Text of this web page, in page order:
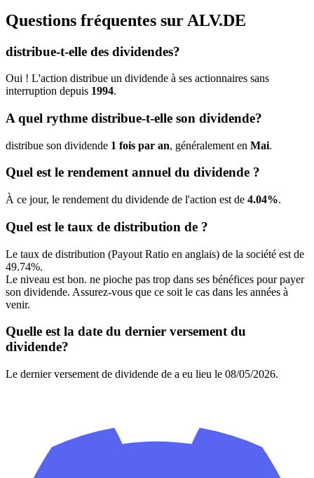
Questions fréquentes sur ALV.DE
distribue-t-elle des dividendes?
Oui ! L'action distribue un dividende à ses actionnaires sans
interruption depuis 1994.
A quel rythme distribue-t-elle son dividende?
distribue son dividende 1 fois par an, généralement en Mai.
Quel est le rendement annuel du dividende ?
À ce jour, le rendement du dividende de l'action est de 4.04%.
Quel est le taux de distribution de ?
Le taux de distribution (Payout Ratio en anglais) de la société est de
49.74%.
Le niveau est bon. ne pioche pas trop dans ses bénéfices pour payer
son dividende. Assurez-vous que ce soit le cas dans les années à
venir.
Quelle est la date du dernier versement du
dividende?
Le dernier versement de dividende de a eu lieu le 08/05/2026.